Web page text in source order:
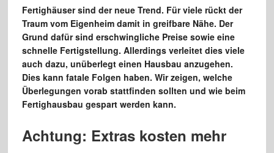
Fertighäuser sind der neue Trend. Für viele rückt der
Traum vom Eigenheim damit in greifbare Nähe. Der
Grund dafür sind erschwingliche Preise sowie eine
schnelle Fertigstellung. Allerdings verleitet dies viele
auch dazu, unüberlegt einen Hausbau anzugehen.
Dies kann fatale Folgen haben. Wir zeigen, welche
Überlegungen vorab stattfinden sollten und wie beim
Fertighausbau gespart werden kann.
Achtung: Extras kosten mehr